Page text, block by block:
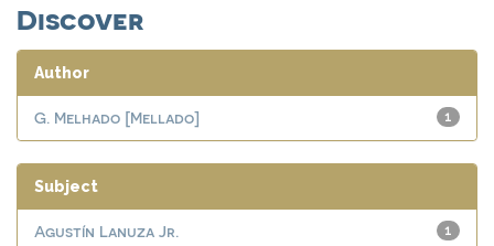
Discover
Author
1
G. Melhado [Mellado]
Subject
1
Agustín Lanuza Jr.